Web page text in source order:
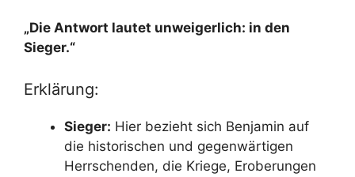
„Die Antwort lautet unweigerlich: in den
Sieger.“
Erklärung:
Sieger: Hier bezieht sich Benjamin auf
die historischen und gegenwärtigen
Herrschenden, die Kriege, Eroberungen